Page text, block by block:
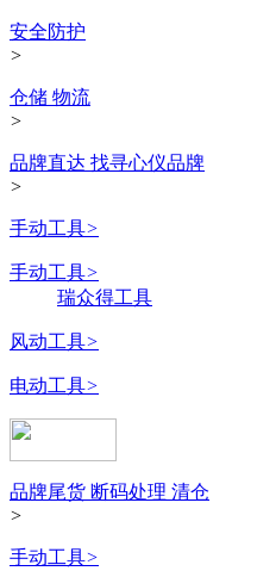
安全防护
>
仓储 物流
>
品牌直达 找寻心仪品牌
>
手动工具>
手动工具>
瑞众得工具
风动工具>
电动工具>
品牌尾货 断码处理 清仓
>
手动工具>